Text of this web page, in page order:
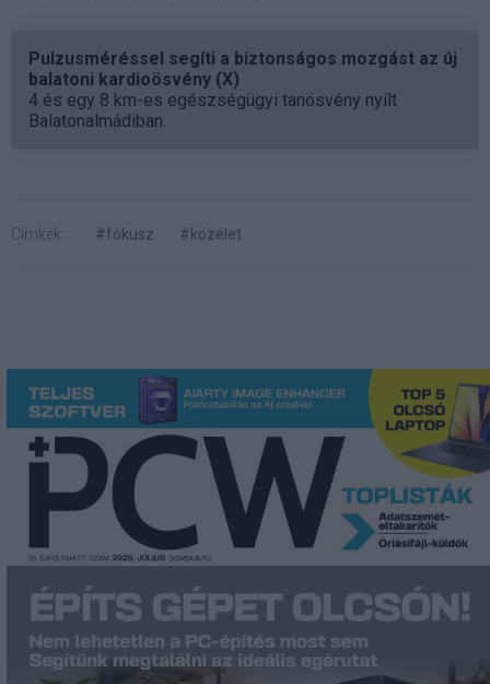
Pulzusméréssel segíti a biztonságos mozgást az új
balatoni kardioösvény (X)
4 és egy 8 km-es egészségügyi tanösvény nyílt
Balatonalmádiban.
Címkék: #fókusz #közélet